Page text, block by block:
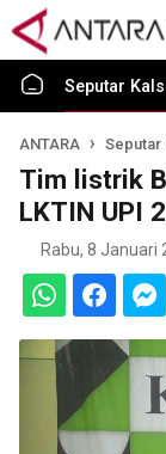
Seputar
ANTARA Seputar
Tim listrik
LKTIN UPI
Rabu, 8 Januari